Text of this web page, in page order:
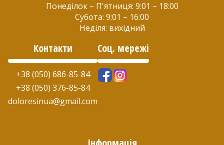
Понеділок – П'ятниця: 9:01 – 18:00
Субота: 9:01 – 16:00
Неділя: вихідний
Контакти
+38 (050) 686-85-84
+38 (050) 376-85-84
doloresinua@gmail.com
Соц. мережі